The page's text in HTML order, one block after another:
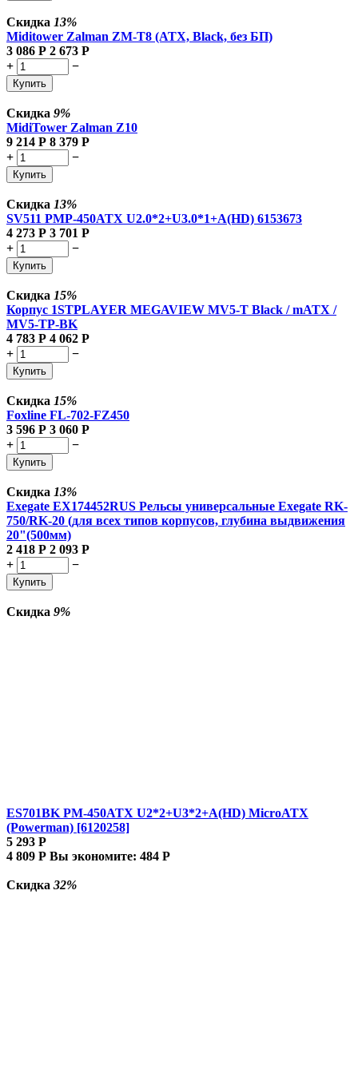
Скидка 13%
Miditower Zalman ZM-T8 (ATX, Black, без БП)
3 086 Р 2 673 Р
+
−
Купить
Скидка 9%
MidiTower Zalman Z10
9 214 Р 8 379 Р
+
−
Купить
Скидка 13%
SV511 PMP-450ATX U2.0*2+U3.0*1+A(HD) 6153673
4 273 Р 3 701 Р
+
−
Купить
Скидка 15%
Корпус 1STPLAYER MEGAVIEW MV5-T Black / mATX /
MV5-TP-BK
4 783 Р 4 062 Р
+
−
Купить
Скидка 15%
Foxline FL-702-FZ450
3 596 Р 3 060 Р
+
−
Купить
Скидка 13%
Exegate EX174452RUS Рельсы универсальные Exegate RK-
750/RK-20 (для всех типов корпусов, глубина выдвижения
20"(500мм)
2 418 Р 2 093 Р
+
−
Купить
Скидка 9%
ES701BK PM-450ATX U2*2+U3*2+A(HD) MicroATX
(Powerman) [6120258]
5 293 Р
4 809 Р Вы экономите: 484 Р
Скидка 32%